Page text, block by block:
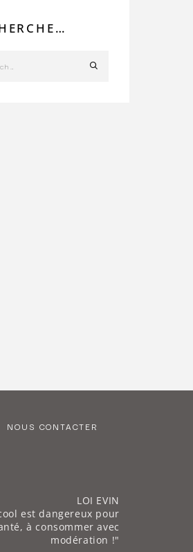
NOUS CONTACTER
LOI EVIN
est dangereux pour
à consommer avec
modération !"